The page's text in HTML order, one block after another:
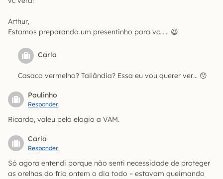
Arthur,
Estamos preparando um presentinho para vc…… 😆
Carla
Casaco vermelho? Tailândia? Essa eu vou querer ver… 😯
Paulinho
Responder
Ricardo, valeu pelo elogio a VAM.
Carla
Responder
Só agora entendi porque não senti necessidade de proteger
as orelhas do frio ontem o dia todo – estavam queimando